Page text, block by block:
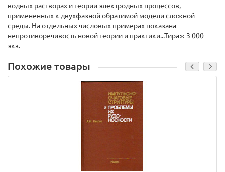
водных растворах и теории электродных процессов,
примененных к двухфазной обратимой модели сложной
среды. На отдельных числовых примерах показана
непротиворечивость новой теории и практики...Тираж 3 000
экз.
Похожие товары